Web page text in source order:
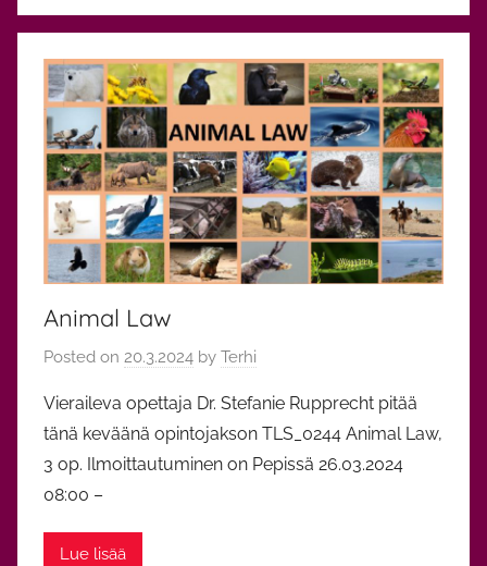
p
i
n
n
o
t
Animal Law
Posted on 20.3.2024 by Terhi
Vieraileva opettaja Dr. Stefanie Rupprecht pitää
tänä keväänä opintojakson TLS_0244 Animal Law,
3 op. Ilmoittautuminen on Pepissä 26.03.2024
08:00 –
Lue lisää